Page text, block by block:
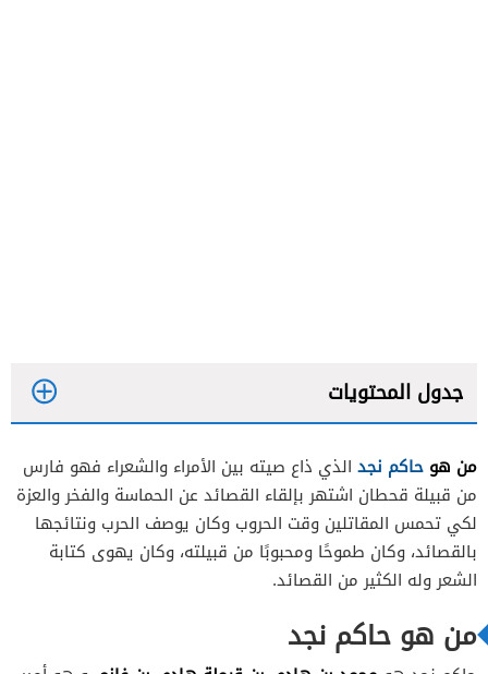
جدول المحتويات
من هو حاكم نجد الذي ذاع صيته بين الأمراء والشعراء فهو فارس
من قبيلة قحطان اشتهر بإلقاء القصائد عن الحماسة والفخر والعزة
لكي تحمس المقاتلين وقت الحروب وكان يوصف الحرب ونتائجها
بالقصائد، وكان طموحًا ومحبوبًا من قبيلته، وكان يهوى كتابة
الشعر وله الكثير من القصائد.
من هو حاكم نجد